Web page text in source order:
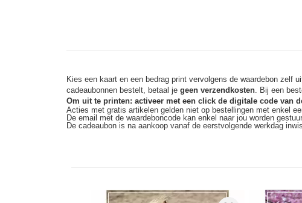
Kies een kaart en een bedrag print vervolgens de waardebon zelf
cadeaubonnen bestelt, betaal je geen verzendkosten. Bij een
Om uit te printen: activeer met een click de digitale code van
Acties met gratis artikelen gelden niet op bestellingen met enkel
De email met de waardeboncode kan enkel naar jou worden
De cadeaubon is na aankoop vanaf de eerstvolgende werkdag